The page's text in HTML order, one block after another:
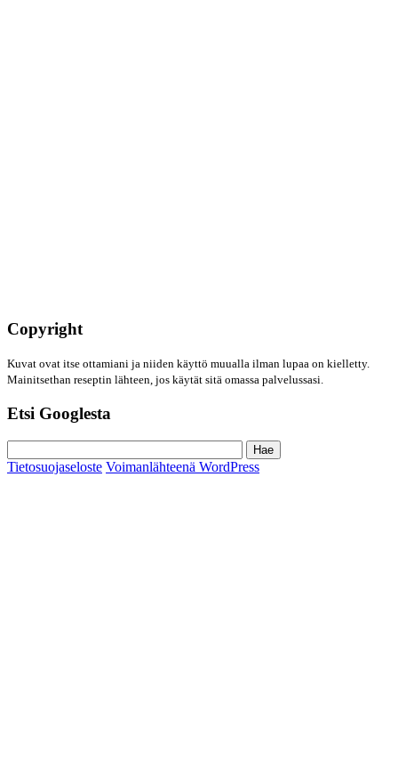
Copyright
Kuvat ovat itse ottamiani ja niiden käyttö muualla ilman lupaa on kielletty.
Mainitsethan reseptin lähteen, jos käytät sitä omassa palvelussasi.
Etsi Googlesta
Tietosuojaseloste Voimanlähteenä WordPress